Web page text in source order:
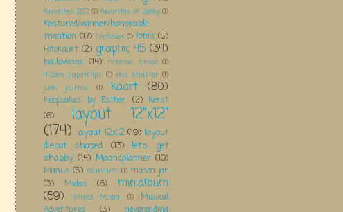
favorites 2012 (1) favorites of Jacky (1)
featured/winner/honorable
mention (17) Filefolder (1) foto's (5)
Fotokaart (2) graphic 45 (34)
halloween (14) herman brood (1)
Hidden paperclips (1) iris shutter (1)
junk journal
(1) kaart (80)
Keepsakes by Esther (2) kerst
(6)
layout 12"x12"
(174) layout 12x12 (19) layout
diecut shaped
(13)
let's get
shabby (14) Maandplanner (10)
Manus (5) maritiem (1) mason jar
(3)
Midas (6) minialbum
(59) Mixed Media (1)
Musical